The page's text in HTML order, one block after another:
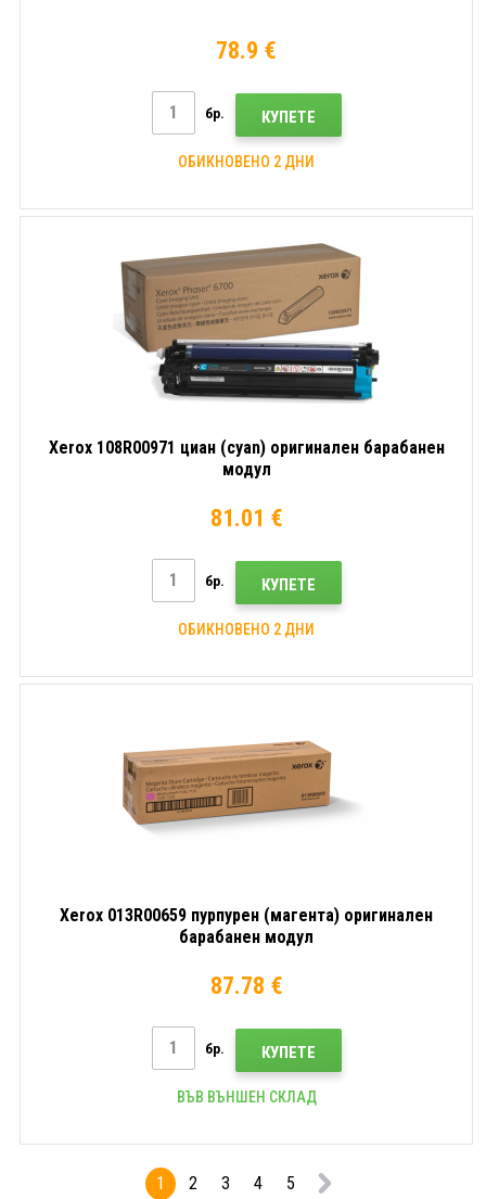
78.9 €
бр. КУПЕТЕ
ОБИКНОВЕНО 2 ДНИ
Xerox 108R00971 циан (cyan) оригинален барабанен
модул
81.01 €
бр. КУПЕТЕ
ОБИКНОВЕНО 2 ДНИ
Xerox 013R00659 пурпурен (магента) оригинален
барабанен модул
87.78 €
бр. КУПЕТЕ
ВЪВ ВЪНШЕН СКЛАД
1 2 3 4 5